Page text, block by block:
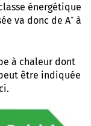
énergétique
va donc de A+ à
à chaleur dont
être indiquée